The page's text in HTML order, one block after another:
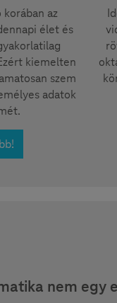
az
élet és
kiemelten
szem
adatok
nem egy